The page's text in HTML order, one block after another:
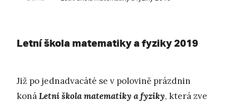
Letní škola matematiky a fyziky 2019
Již po jednadvacáté se v polovině prázdnin
konáLetní škola matematiky a fyziky, která zve